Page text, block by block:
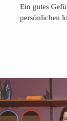
Ein gutes
persönlichen